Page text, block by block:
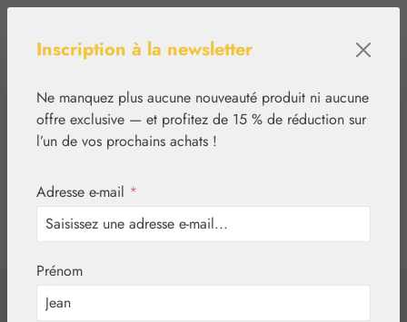
tcinn-a11y-toolbar.show
Inscription à la newsletter
Ne manquez plus aucune nouveauté produit ni aucune
offre exclusive — et profitez de 15 % de réduction sur
l’un de vos prochains achats !
Adresse e-mail *
Prénom